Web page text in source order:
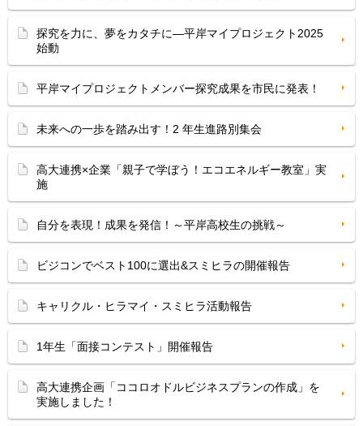
探究を力に、夢をカタチに―平岸マイプロジェクト2025
始動
平岸マイプロジェクトメンバー探究成果を市民に発表！
未来への一歩を踏み出す！2 年生進路別集会
高大連携×企業「親子で学ぼう！エコエネルギー教室」実
施
自分を表現！成果を発信！～平岸高校生の挑戦～
ビジコンでベスト100に選出&スミヒラの開催報告
キャリクル・ヒラマイ・スミヒラ活動報告
1年生「面接コンテスト」開催報告
高大連携企画「ココロオドルビジネスプランの作成」を
実施しました！